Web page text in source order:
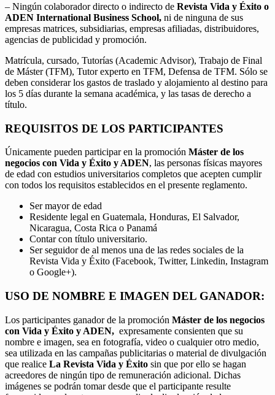
– Ningún colaborador directo o indirecto de Revista Vida y Éxito o
ADEN International Business School, ni de ninguna de sus
empresas matrices, subsidiarias, empresas afiliadas, distribuidores,
agencias de publicidad y promoción.
Matrícula, cursado, Tutorías (Academic Advisor), Trabajo de Final
de Máster (TFM), Tutor experto en TFM, Defensa de TFM. Sólo se
deben considerar los gastos de traslado y alojamiento al destino para
los 5 días durante la semana académica, y las tasas de derecho a
título.
REQUISITOS DE LOS PARTICIPANTES
Únicamente pueden participar en la promoción Máster de los
negocios con Vida y Éxito y ADEN, las personas físicas mayores
de edad con estudios universitarios completos que acepten cumplir
con todos los requisitos establecidos en el presente reglamento.
Ser mayor de edad
Residente legal en Guatemala, Honduras, El Salvador,
Nicaragua, Costa Rica o Panamá
Contar con título universitario.
Ser seguidor de al menos una de las redes sociales de la
Revista Vida y Éxito (Facebook, Twitter, Linkedin, Instagram
o Google+).
USO DE NOMBRE E IMAGEN DEL GANADOR:
Los participantes ganador de la promoción Máster de los negocios
con Vida y Éxito y ADEN, expresamente consienten que su
nombre e imagen, sea en fotografía, video o cualquier otro medio,
sea utilizada en las campañas publicitarias o material de divulgación
que realice La Revista Vida y Éxito sin que por ello se hagan
acreedores de ningún tipo de remuneración adicional. Dichas
imágenes se podrán tomar desde que el participante resulte